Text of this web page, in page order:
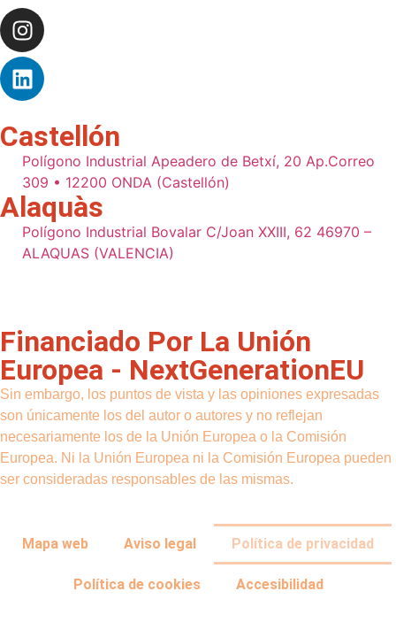
Castellón
Polígono Industrial Apeadero de Betxí, 20 Ap.Correo
309 • 12200 ONDA (Castellón)
Alaquàs
Polígono Industrial Bovalar C/Joan XXIII, 62 46970 –
ALAQUAS (VALENCIA)
Financiado Por La Unión
Europea - NextGenerationEU
Sin embargo, los puntos de vista y las opiniones expresadas
son únicamente los del autor o autores y no reflejan
necesariamente los de la Unión Europea o la Comisión
Europea. Ni la Unión Europea ni la Comisión Europea pueden
ser consideradas responsables de las mismas.
Mapa web Aviso legal Política de privacidad
Política de cookies Accesibilidad